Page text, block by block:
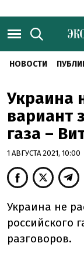
НОВОСТИ
Украина
вариант
газа –
1 АВГУСТА 2021, 10:00
Украина не
российского
разговоров.